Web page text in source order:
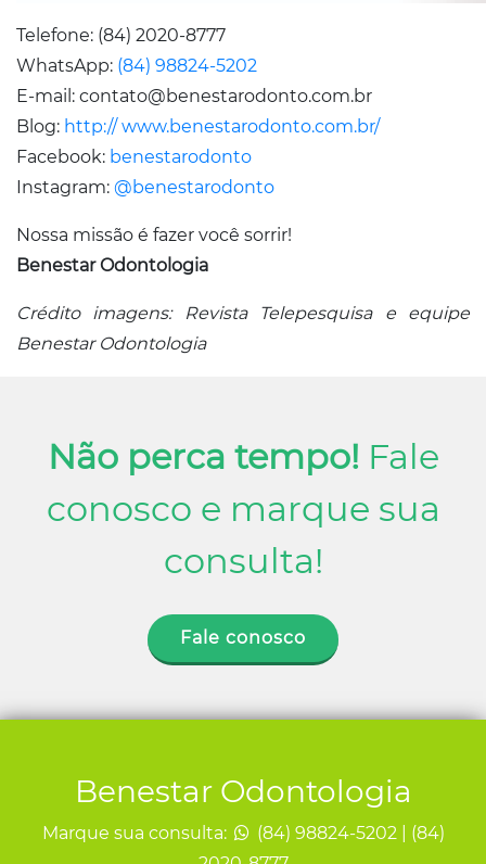
Telefone: (84) 2020-8777
WhatsApp: (84) 98824-5202
E-mail: contato@benestarodonto.com.br
Blog: http:// www.benestarodonto.com.br/
Facebook: benestarodonto
Instagram: @benestarodonto
Nossa missão é fazer você sorrir!
Benestar Odontologia
Crédito imagens: Revista Telepesquisa e equipe
Benestar Odontologia
Não perca tempo! Fale
conosco e marque sua
consulta!
Fale conosco
Benestar Odontologia
Marque sua consulta:
(84) 98824-5202 | (84)